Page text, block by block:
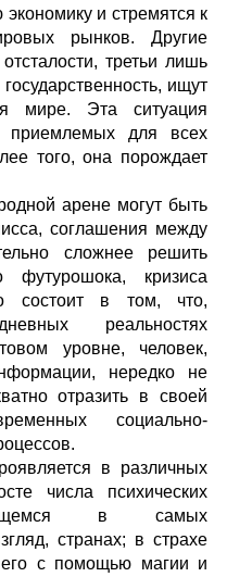
и стремятся к
рынков. Другие
третьи лишь
ищут
мире. Эта ситуация
приемлемых для всех
того, она порождает
арене могут быть
соглашения между
сложнее решить
футурошока, кризиса
состоит в том, что,
реальностях
уровне, человек,
нередко не
отразить в своей
социально-
в различных
числа психических
в самых
странах; в страхе
его с помощью магии и